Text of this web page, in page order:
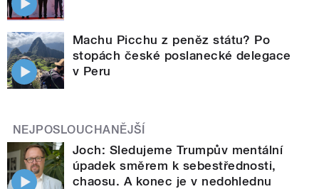
Machu Picchu z peněz státu? Po
stopách české poslanecké delegace
v Peru
NEJPOSLOUCHANĚJŠÍ
Joch: Sledujeme Trumpův mentální
úpadek směrem k sebestřednosti,
chaosu. A konec je v nedohlednu